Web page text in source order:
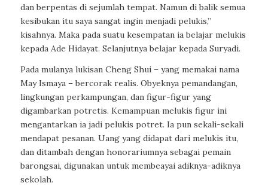
dan berpentas di sejumlah tempat. Namun di balik semua
kesibukan itu saya sangat ingin menjadi pelukis,”
kisahnya. Maka pada suatu kesempatan ia belajar melukis
kepada Ade Hidayat. Selanjutnya belajar kepada Suryadi.
Pada mulanya lukisan Cheng Shui – yang memakai nama
May Ismaya – bercorak realis. Obyeknya pemandangan,
lingkungan perkampungan, dan figur-figur yang
digambarkan potretis. Kemampuan melukis figur ini
mengantarkan ia jadi pelukis potret. Ia pun sekali-sekali
mendapat pesanan. Uang yang didapat dari melukis itu,
dan ditambah dengan honorariumnya sebagai pemain
barongsai, digunakan untuk membeayai adiknya-adiknya
sekolah.